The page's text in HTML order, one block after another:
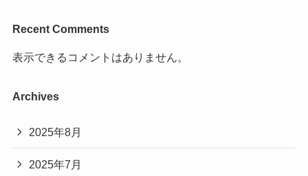
Recent Comments
表示できるコメントはありません。
Archives
2025年8月
2025年7月